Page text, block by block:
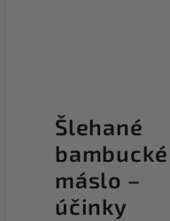
Šlehané
bambucké
máslo –
účinky